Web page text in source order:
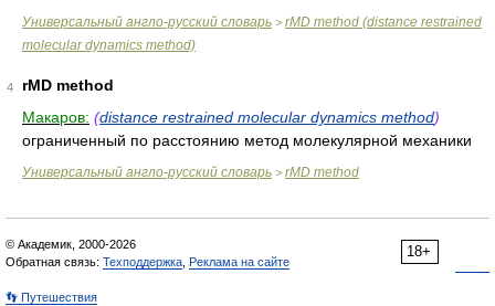
Универсальный англо-русский словарь > rMD method (distance restrained
molecular dynamics method)
4
rMD method
Макаров: (distance restrained molecular dynamics method)
ограниченный по расстоянию метод молекулярной механики
Универсальный англо-русский словарь > rMD method
18+
© Академик, 2000-2026
Обратная связь: Техподдержка Реклама на сайте
👣 Путешествия